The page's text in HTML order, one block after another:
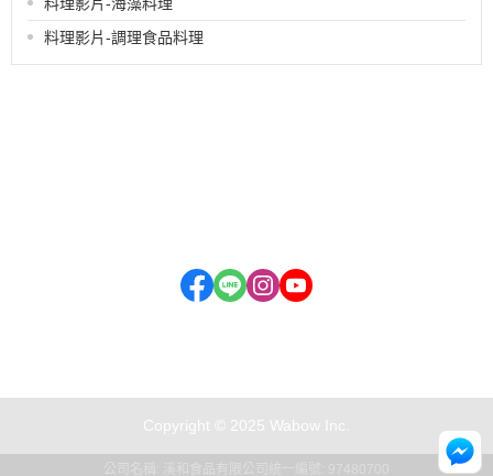
料理影片-調理食品料理
Copyright © 2025 Wabow Inc.